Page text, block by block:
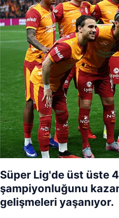
Süper Lig'de üst üste
şampiyonluğunu
gelişmeleri yaşanıyor.